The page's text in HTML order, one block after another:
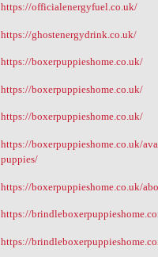
https://officialenergyfuel.co.uk/
https://ghostenergydrink.co.uk/
https://boxerpuppieshome.co.uk/
https://boxerpuppieshome.co.uk/
https://boxerpuppieshome.co.uk/
https://boxerpuppieshome.co.uk/
puppies/
https://boxerpuppieshome.co.uk/
https://
https://